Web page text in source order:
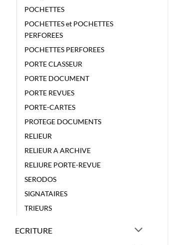
POCHETTES
POCHETTES et POCHETTES
PERFOREES
POCHETTES PERFOREES
PORTE CLASSEUR
PORTE DOCUMENT
PORTE REVUES
PORTE-CARTES
PROTEGE DOCUMENTS
RELIEUR
RELIEUR A ARCHIVE
RELIURE PORTE-REVUE
SERODOS
SIGNATAIRES
TRIEURS
ECRITURE